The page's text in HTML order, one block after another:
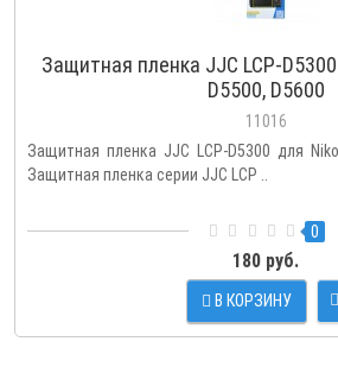
Защитная пленка JJC LCP-
D5500, D5600
11016
Защитная пленка JJC LCP-D5300 для
Защитная пленка серии JJC LCP ..
0
180 руб.
В КОРЗИНУ